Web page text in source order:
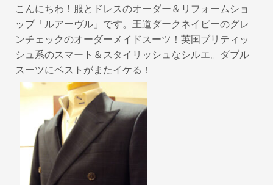
こんにちわ！服とドレスのオーダー＆リフォームショ
ップ「ルアーヴル」です。王道ダークネイビーのグレ
ンチェックのオーダーメイドスーツ！英国ブリティッ
シュ系のスマート＆スタイリッシュなシルエ。ダブル
スーツにベストがまたイケる！